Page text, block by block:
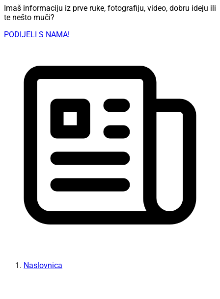
Imaš informaciju iz prve ruke, fotografiju, video, dobru ideju ili
te nešto muči?
PODIJELI S NAMA!
Naslovnica